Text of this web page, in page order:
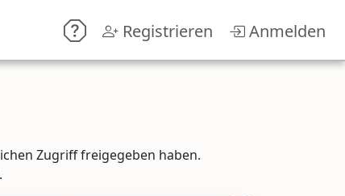
Registrieren Anmelden
Zugriff freigegeben haben.